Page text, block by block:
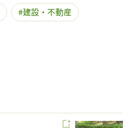
建設・不動産